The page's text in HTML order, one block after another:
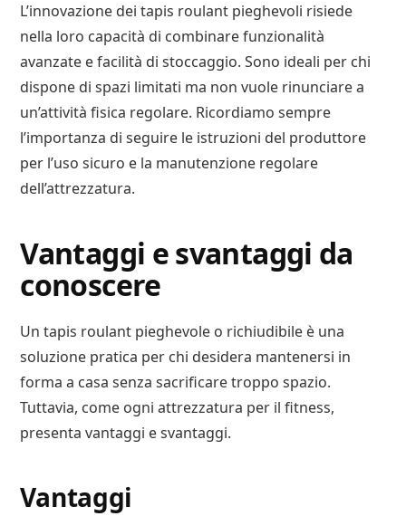
L’innovazione dei tapis roulant pieghevoli risiede
nella loro capacità di combinare funzionalità
avanzate e facilità di stoccaggio. Sono ideali per chi
dispone di spazi limitati ma non vuole rinunciare a
un’attività fisica regolare. Ricordiamo sempre
l’importanza di seguire le istruzioni del produttore
per l’uso sicuro e la manutenzione regolare
dell’attrezzatura.
Vantaggi e svantaggi da
conoscere
Un tapis roulant pieghevole o richiudibile è una
soluzione pratica per chi desidera mantenersi in
forma a casa senza sacrificare troppo spazio.
Tuttavia, come ogni attrezzatura per il fitness,
presenta vantaggi e svantaggi.
Vantaggi